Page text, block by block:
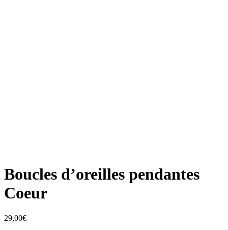
Boucles d’oreilles pendantes
Coeur
29,00€